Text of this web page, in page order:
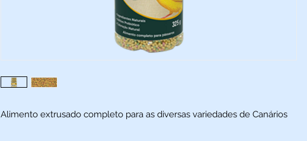
Alimento extrusado completo para as diversas variedades de Canários